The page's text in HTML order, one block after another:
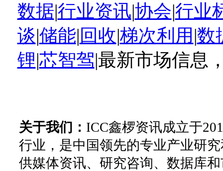
数据|行业资讯|协会|行业
谈|储能|回收|梯次利用|数
锂|芯智驾|最新市场信息
关于我们： ICC鑫椤资讯成立于
行业，是中国领先的专业产业研
供媒体资讯、研究咨询、数据库